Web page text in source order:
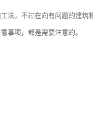
法，不过在向有问题的建筑
事项，都是需要注意的。